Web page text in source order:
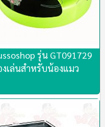
รุ่น GT091729
เล่นสำหรับน้องแมว